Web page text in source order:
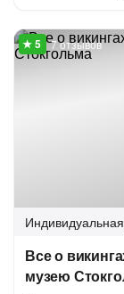
7 отзывов
Индивидуальная
Все о
музею